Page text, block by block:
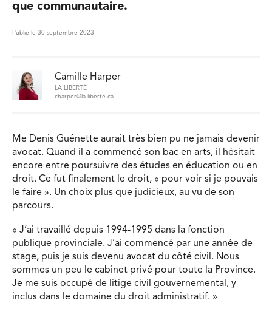
que communautaire.
Publié le 30 septembre 2023
Camille Harper
LA LIBERTÉ
charper@la-liberte.ca
Me Denis Guénette aurait très bien pu ne jamais devenir
avocat. Quand il a commencé son bac en arts, il hésitait
encore entre poursuivre des études en éducation ou en
droit. Ce fut finalement le droit, « pour voir si je pouvais
le faire ». Un choix plus que judicieux, au vu de son
parcours.
« J’ai travaillé depuis 1994-1995 dans la fonction
publique provinciale. J’ai commencé par une année de
stage, puis je suis devenu avocat du côté civil. Nous
sommes un peu le cabinet privé pour toute la Province.
Je me suis occupé de litige civil gouvernemental, y
inclus dans le domaine du droit administratif. »